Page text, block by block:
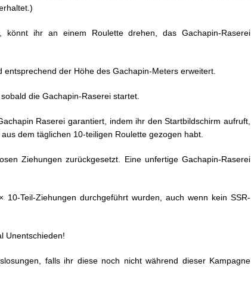
könnt ihr an einem Roulette drehen, das Gachapin-Raserei
der Höhe des Gachapin-Meters erweitert.
die Gachapin-Raserei startet.
Raserei garantiert, indem ihr den Startbildschirm aufruft,
dem täglichen 10-teiligen Roulette gezogen habt.
Ziehungen zurückgesetzt. Eine unfertige Gachapin-Raserei
10-Teil-Ziehungen durchgeführt wurden, auch wenn kein SSR-
Unentschieden!
falls ihr diese noch nicht während dieser Kampagne